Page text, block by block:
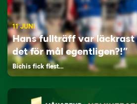
11 JUNI
Hans fullträff var läckrast
det för mål egentligen?!”
Bichis fick flest…